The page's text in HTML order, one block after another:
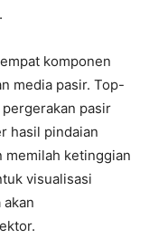
komponen
media pasir. Top-
pasir
hasil pindaian
memilah ketinggian
visualisasi